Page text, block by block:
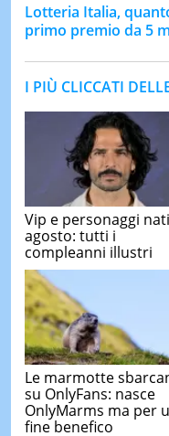
Lotteria Italia,
primo premio da 5
I PIÙ CLICCATI
Vip e personaggi
agosto: tutti i
compleanni illustri
Le marmotte
su OnlyFans: nasce
OnlyMarms ma per
fine benefico